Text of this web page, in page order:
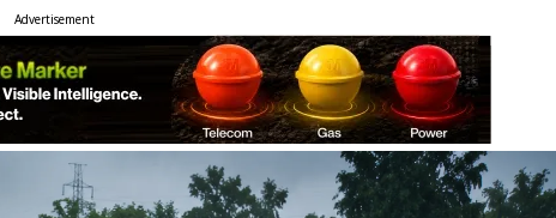
Advertisement